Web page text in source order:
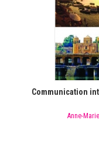
Communication
Anne-